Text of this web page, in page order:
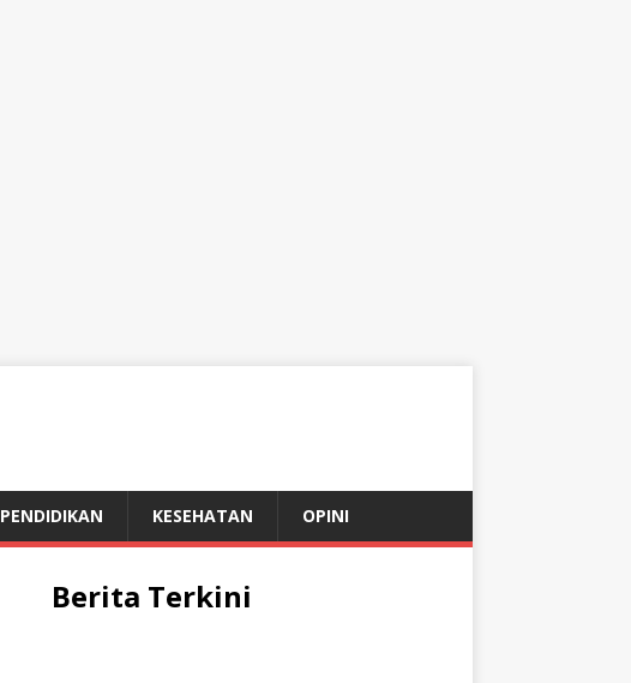
PENDIDIKAN KESEHATAN OPINI
Berita Terkini